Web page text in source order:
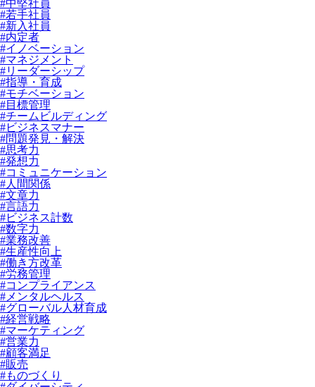
#中堅社員
#若手社員
#新入社員
#内定者
#イノベーション
#マネジメント
#リーダーシップ
#指導・育成
#モチベーション
#目標管理
#チームビルディング
#ビジネスマナー
#問題発見・解決
#思考力
#発想力
#コミュニケーション
#人間関係
#文章力
#言語力
#ビジネス計数
#数字力
#業務改善
#生産性向上
#働き方改革
#労務管理
#コンプライアンス
#メンタルヘルス
#グローバル人材育成
#経営戦略
#マーケティング
#営業力
#顧客満足
#販売
#ものづくり